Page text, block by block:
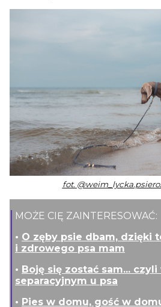
fot.
MOŻE CIĘ ZAINTERESOWAĆ:
• O zęby psie dbam, dzięki
i zdrowego psa mam
• Boję się zostać sam...
separacyjnym u psa
• Pies w domu, gość w